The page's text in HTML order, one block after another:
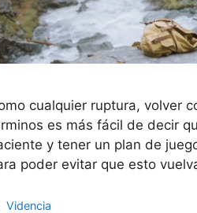
cualquier ruptura, volver
es más fácil de decir
y tener un plan de
poder evitar que esto
Categorías
Videncia